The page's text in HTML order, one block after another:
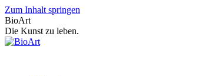
Zum Inhalt springen
BioArt
Die Kunst zu leben.